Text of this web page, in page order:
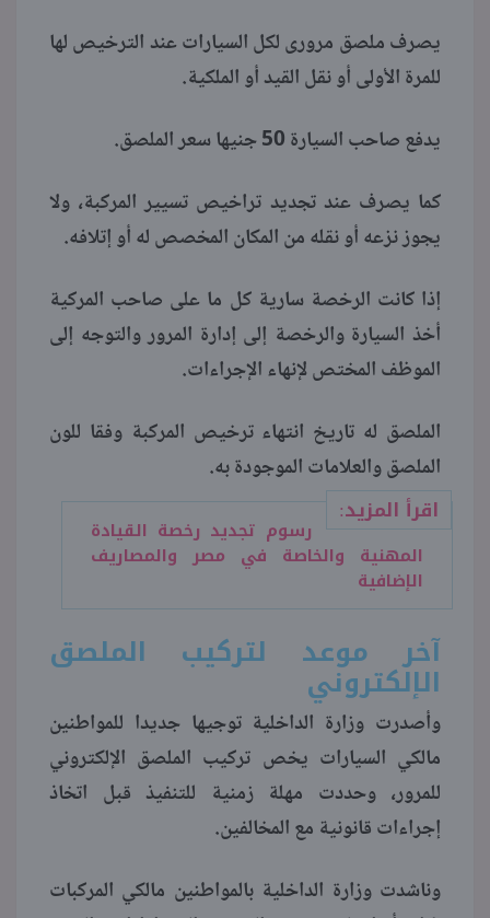
يصرف ملصق مرورى لكل السيارات عند الترخيص لها
للمرة الأولى أو نقل القيد أو الملكية.
يدفع صاحب السيارة 50 جنيها سعر الملصق.
كما يصرف عند تجديد تراخيص تسيير المركبة، ولا
يجوز نزعه أو نقله من المكان المخصص له أو إتلافه.
إذا كانت الرخصة سارية كل ما على صاحب المركية
أخذ السيارة والرخصة إلى إدارة المرور والتوجه إلى
الموظف المختص لإنهاء الإجراءات.
الملصق له تاريخ انتهاء ترخيص المركبة وفقا للون
الملصق والعلامات الموجودة به.
اقرأ المزيد:
رسوم تجديد رخصة القيادة
المهنية والخاصة في مصر والمصاريف
الإضافية
آخر موعد لتركيب الملصق
الإلكتروني
وأصدرت وزارة الداخلية توجيها جديدا للمواطنين
مالكي السيارات يخص تركيب الملصق الإلكتروني
للمرور، وحددت مهلة زمنية للتنفيذ قبل اتخاذ
إجراءات قانونية مع المخالفين.
وناشدت وزارة الداخلية بالمواطنين مالكي المركبات